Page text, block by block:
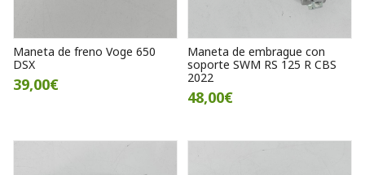
Maneta de freno Voge 650
DSX
39,00€
Maneta de embrague con
soporte SWM RS 125 R CBS
2022
48,00€